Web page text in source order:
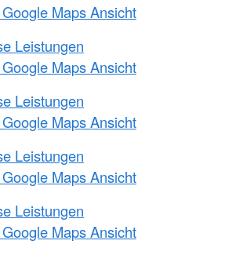
Maps Ansicht
Leistungen
Maps Ansicht
Leistungen
Maps Ansicht
Leistungen
Maps Ansicht
Leistungen
Maps Ansicht